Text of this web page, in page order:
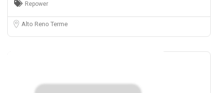
Repower
Alto Reno Terme